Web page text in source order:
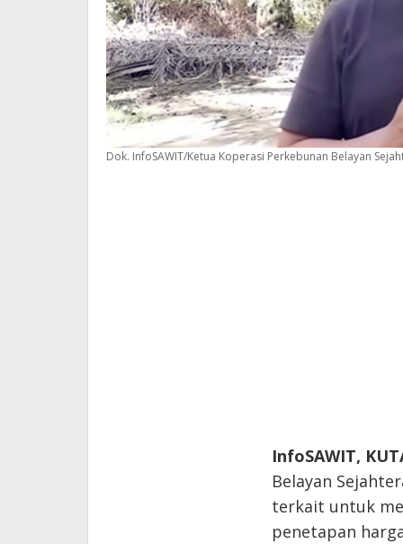
Dok. InfoSAWIT/Ketua Koperasi Perkebunan Belayan
InfoSAWIT,
Belayan
terkait untuk
penetapan